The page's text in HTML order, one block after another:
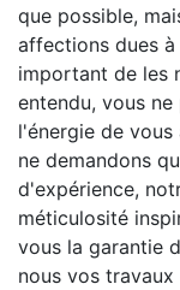
que possible,
affections dues
important de les
entendu, vous
l'énergie de
ne demandons
d'expérience,
méticulosité
vous la garantie
nous vos